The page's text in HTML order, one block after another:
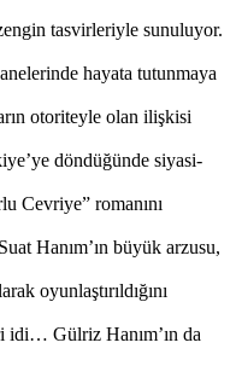
tasvirleriyle sunuluyor.
hayata tutunmaya
otoriteyle olan ilişkisi
döndüğünde siyasi-
Cevriye” romanını
Hanım’ın büyük arzusu,
oyunlaştırıldığını
idi… Gülriz Hanım’ın da